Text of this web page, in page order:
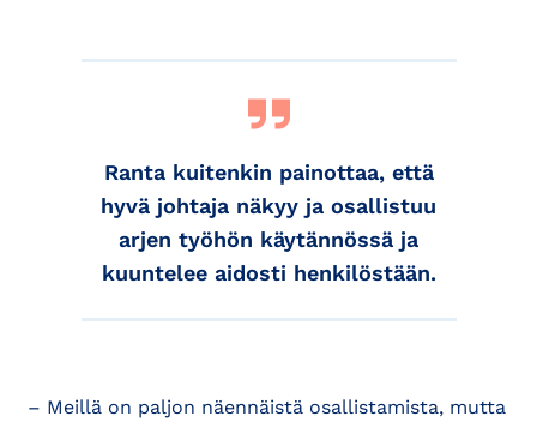
Ranta kuitenkin painottaa, että
hyvä johtaja näkyy ja osallistuu
arjen työhön käytännössä ja
kuuntelee aidosti henkilöstään.
– Meillä on paljon näennäistä osallistamista, mutta